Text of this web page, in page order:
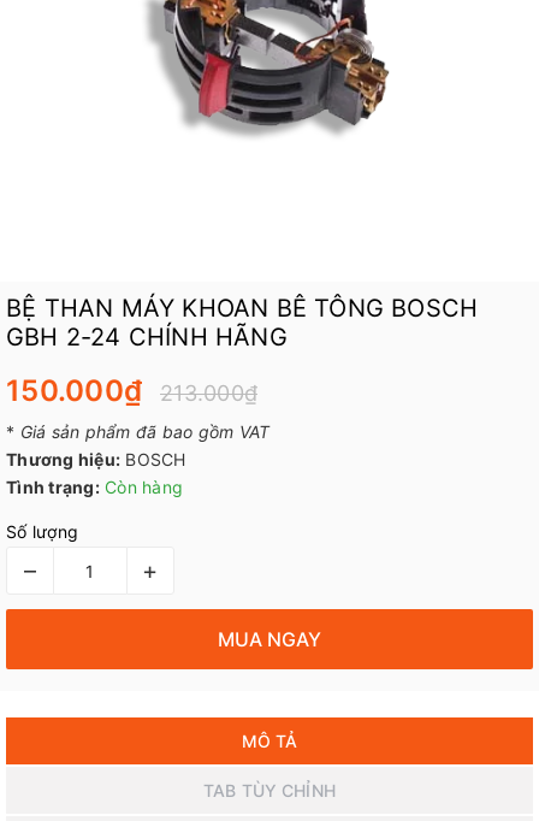
BỆ THAN MÁY KHOAN BÊ TÔNG BOSCH
GBH 2-24 CHÍNH HÃNG
150.000₫ 213.000₫
* Giá sản phẩm đã bao gồm VAT
Thương hiệu: BOSCH
Tình trạng: Còn hàng
Số lượng
– +
MUA NGAY
MÔ TẢ
TAB TÙY CHỈNH